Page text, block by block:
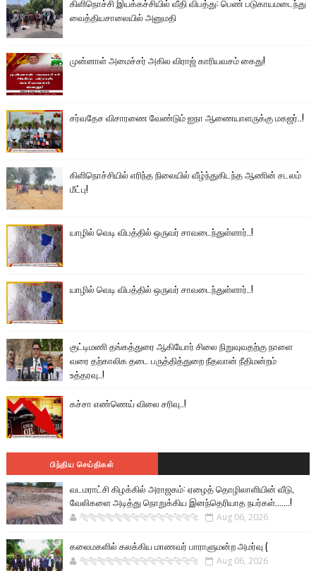
கிளிநொச்சி இயக்கச்சியில் வீதி விபத்து: பெண் படுகாயமடைந்து
வைத்தியசாலையில் அனுமதி
முன்னாள் அமைச்சர் அகில விராஜ் காரியவசம் கைது!
சர்வதேச விசாரணை வேண்டும் ஐநா ஆணையாளருக்கு மகஜர்..!
கிளிநொச்சியில் எரிந்த நிலையில் வீழ்ந்துகிடந்த ஆணின் சடலம்
மீட்பு!
யாழில் வெடி விபத்தில் ஒருவர் சாவடைந்துள்ளார்..!
யாழில் வெடி விபத்தில் ஒருவர் சாவடைந்துள்ளார்..!
குட்டிமணி தங்கத்துரை ஆகியோர் சிலை நிறுவுவதற்கு நாளை
வரை தற்காலிக தடை பருத்தித்துறை நீதவான் நீதிமன்றம்
உத்தரவு..!
கச்சா எண்ணெய் விலை சரிவு..!
பிந்திய செய்திகள்
வடமராட்சி கிழக்கில் அராஜகம்: ஏழைத் தொழிலாளியின் வீடு,
வேலிகளை அடித்து நொறுக்கிய இனந்தெரியாத நபர்கள்.......!
🐅🐅🐅🐅🐅🐅🐆🐆🐆🐆🐆🐆🐆🐆 Aug 06, 2026
கலைமகளில் கலக்கிய மாணவர் பாராளுமன்ற அமர்வு (
🐅🐅🐅🐅🐅🐅🐆🐆🐆🐆🐆🐆🐆🐆 Aug 06, 2026